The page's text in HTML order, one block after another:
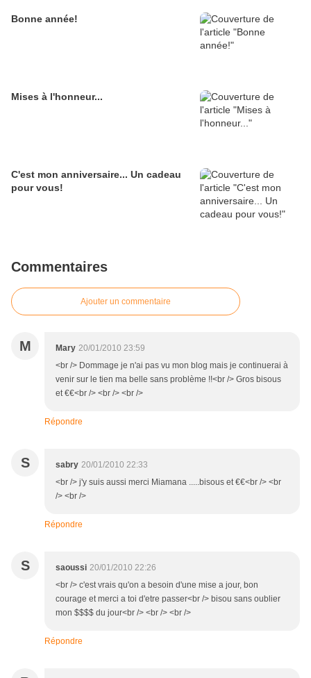
Bonne année!
Mises à l'honneur...
C'est mon anniversaire... Un cadeau
pour vous!
Commentaires
Ajouter un commentaire
M Mary 20/01/2010 23:59
<br /> Dommage je n'ai pas vu mon blog mais je continuerai à
venir sur le tien ma belle sans problème !!<br /> Gros bisous
et €€<br /> <br /> <br />
Répondre
S sabry 20/01/2010 22:33
<br /> j'y suis aussi merci Miamana .....bisous et €€<br /> <br
/> <br />
Répondre
S saoussi 20/01/2010 22:26
<br /> c'est vrais qu'on a besoin d'une mise a jour, bon
courage et merci a toi d'etre passer<br /> bisou sans oublier
mon $$$$ du jour<br /> <br /> <br />
Répondre